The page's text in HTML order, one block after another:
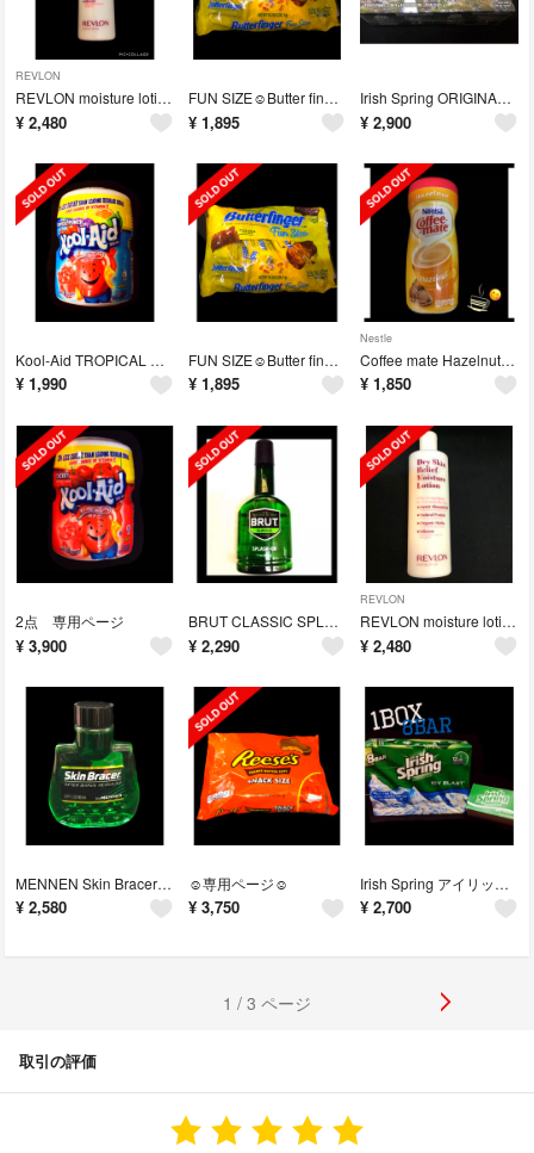
REVLON
REVLON moisture lotion レヴロン ボディーローション
¥ 2,480
FUN SIZE☺︎Butter finger バターフィンガー チョコレート
¥ 1,895
Irish Spring ORIGINAL CLEAN アイリッシュスプリング
¥ 2,900
Kool-Aid TROPICAL PUNCH クールエイド トロピカルパンチ
¥ 1,990
FUN SIZE☺︎Butter finger バターフィンガー チョコレート
¥ 1,895
Nestle
Coffee mate Hazelnut コーヒーメイト ヘーゼルナッツ
¥ 1,850
2点 専用ページ
¥ 3,900
BRUT CLASSIC SPLASH-ON ブルート コロン アフターシェーブ
¥ 2,290
REVLON
REVLON moisture lotion レヴロン ボディーローション
¥ 2,480
MENNEN Skin Bracer AFTER SHAVE REGULAR
¥ 2,580
☺︎専用ページ☺︎
¥ 3,750
Irish Spring アイリッシュスプリング デオドラントソープ 石鹸
¥ 2,700
1 / 3 ページ
取引の評価